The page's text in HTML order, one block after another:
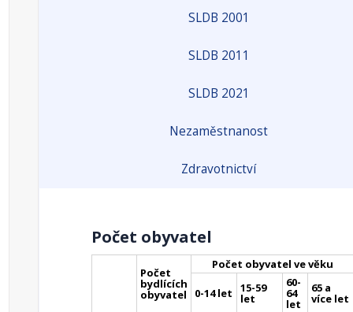
SLDB 2001
SLDB 2011
SLDB 2021
Nezaměstnanost
Zdravotnictví
Počet obyvatel
Počet
bydlících
obyvatel
Počet obyvatel ve věku
0-14 let 15-59
let
60-
64
let
65 a
více let